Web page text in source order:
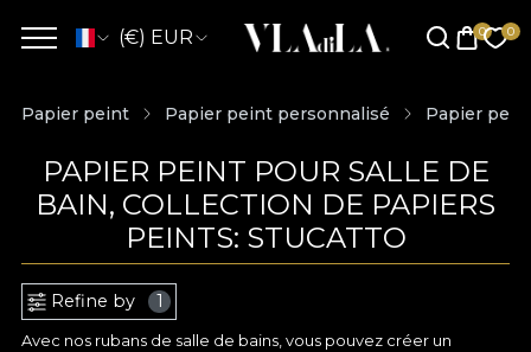
(€) EUR
Papier peint Papier peint personnalisé Papier
PAPIER PEINT POUR SALLE DE
BAIN, COLLECTION DE PAPIERS
PEINTS: STUCATTO
Refine by 1
Avec nos rubans de salle de bains, vous pouvez créer un